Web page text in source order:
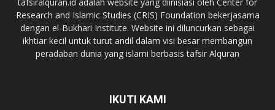
Research and Islamic Studies (CRIS) Foundation bekerjasama
dengan el-Bukhari Institute. Website ini diluncurkan sebagai
ikhtiar kecil untuk turut andil dalam visi besar membangun
peradaban dunia yang islami berbasis tafsir Alquran
IKUTI KAMI